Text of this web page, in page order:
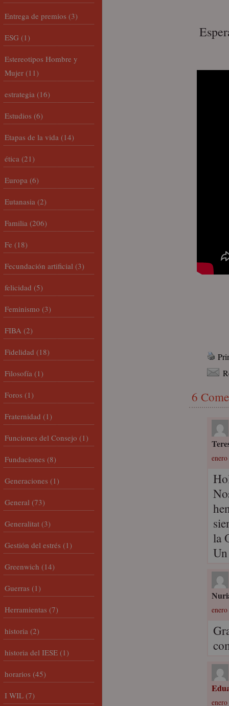
6
la
Entrega de premios (3)
ESG (1)
Estereotipos Hombre y
Mujer (11)
estrategia (16)
Estudios (6)
Etapas de la vida (14)
ética (21)
Europa (6)
Eutanasia (2)
Familia (206)
Fe (18)
Fecundación artificial (3)
felicidad (5)
Feminismo (3)
FIBA (2)
Fidelidad (18)
Filosofía (1)
Foros (1)
Fraternidad (1)
Funciones del Consejo (1)
Fundaciones (8)
Generaciones (1)
General (73)
Generalitat (3)
Gestión del estrés (1)
Greenwich (14)
Guerras (1)
Herramientas (7)
historia (2)
historia del IESE (1)
horarios (45)
I WIL (7)